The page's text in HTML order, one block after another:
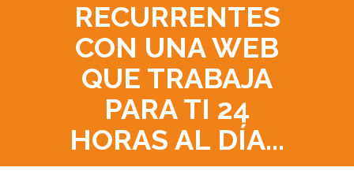
RECURRENTES
CON UNA WEB
QUE TRABAJA
PARA TI 24
HORAS AL DÍA...